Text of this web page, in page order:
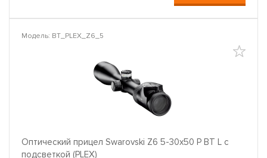
Модель: BT_PLEX_Z6_5
Оптический прицел Swarovski Z6 5-30x50 P BT L с
подсветкой (PLEX)